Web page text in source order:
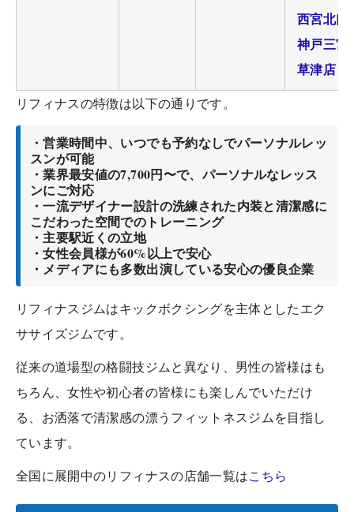
西宮北口
神戸三宮
草津店
リフィナスの特徴は以下の通りです。
・営業時間中、いつでも予約なしでパーソナルレッ
スンが可能
・業界最安値の7,700円〜で、パーソナルなレッス
ンにご対応
・一流デザイナー設計の洗練された内装と清潔感に
こだわった空間でのトレーニング
・主要駅近くの立地
・女性会員様が60%以上で安心
・メディアにも多数出演している安心の優良企業
リフィナスジムはキックボクシングを主体としたエク
ササイズジムです。
従来の道場型の格闘技ジムと異なり、男性の皆様はも
ちろん、女性や初心者の皆様にも楽しんでいただけ
る、お洒落で清潔感の漂うフィットネスジムを目指し
ています。
全国に展開中のリフィナスの店舗一覧はこちら